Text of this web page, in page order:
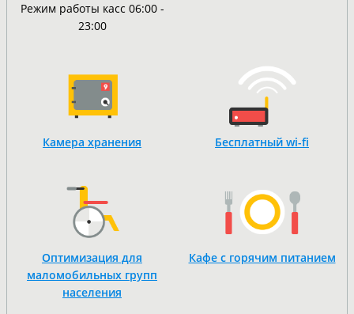
Режим работы касс 06:00 -
23:00
Камера хранения Бесплатный wi-fi
Оптимизация для
маломобильных групп
населения
Кафе с горячим питанием